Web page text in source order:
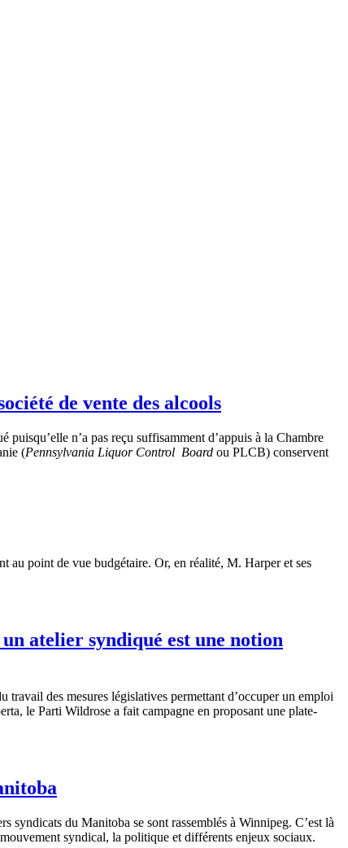
de vente des alcools
puisqu’elle n’a pas reçu suffisamment d’appuis à la Chambre
(Pennsylvania Liquor Control Board ou PLCB) conservent
au point de vue budgétaire. Or, en réalité, M. Harper etses
atelier syndiqué est une notion
travail des mesures législatives permettant d’occuperun emploi
le Parti Wildrose a fait campagne en proposant une plate-
syndicats du Manitoba se sont rassemblés à Winnipeg. C’est là
mouvement syndical, la politique et différents enjeux sociaux.